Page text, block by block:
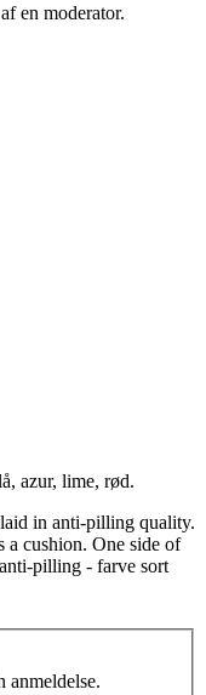
en moderator.
azur, lime, rød.
in anti-pilling quality.
a cushion. One side of
pilling - farve sort
anmeldelse.